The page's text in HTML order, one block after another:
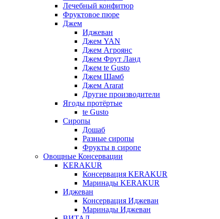
Лечебный конфитюр
Фруктовое пюре
Джем
Иджеван
Джем YAN
Джем Агроянс
Джем Фрут Ланд
Джем te Gusto
Джем Шамб
Джем Ararat
Другие производители
Ягоды протёртые
te Gusto
Сиропы
Дошаб
Разные сиропы
Фрукты в сиропе
Овощные Консервации
KERAKUR
Консервация KERAKUR
Маринады KERAKUR
Иджеван
Консервация Иджеван
Маринады Иджеван